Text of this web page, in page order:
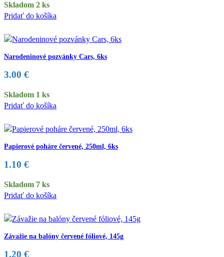
Skladom 2 ks
Pridať do košíka
Narodeninové pozvánky Cars, 6ks
3.00 €
Skladom 1 ks
Pridať do košíka
Papierové poháre červené, 250ml, 6ks
1.10 €
Skladom 7 ks
Pridať do košíka
Závažie na balóny červené fóliové, 145g
1.20 €